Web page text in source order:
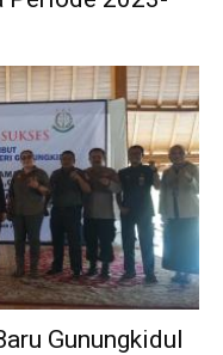
Gunungkidul